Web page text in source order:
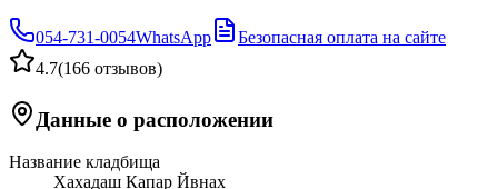
054-731-0054WhatsApp
Безопасная оплата на сайте
4.7(166 отзывов)
Данные о расположении
Название кладбища
Хахадаш Капар Йвнах